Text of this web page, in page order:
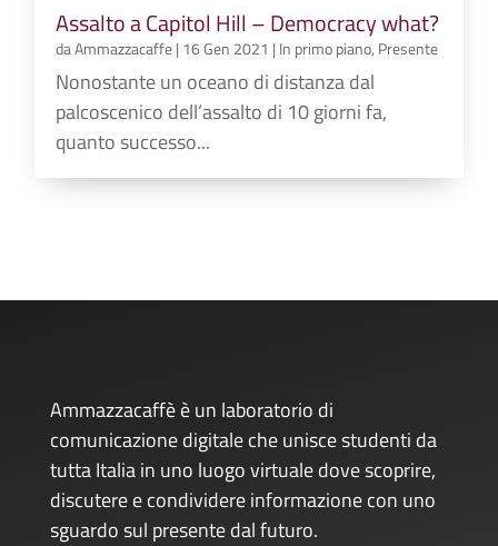
Assalto a Capitol Hill – Democracy what?
daAmmazzacaffe| 16 Gen 2021 | In primo piano, Presente
Nonostante un oceano di distanza dal
palcoscenico dell’assalto di 10 giorni fa,
quanto successo...
Ammazzacaffè è un laboratorio di
comunicazione digitale che unisce studenti da
tutta Italia in uno luogo virtuale dove scoprire,
discutere e condividere informazione con uno
sguardo sul presente dal futuro.